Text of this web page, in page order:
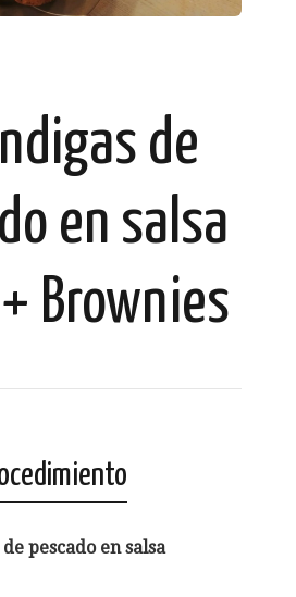
de
en salsa
Brownies
pescado en salsa